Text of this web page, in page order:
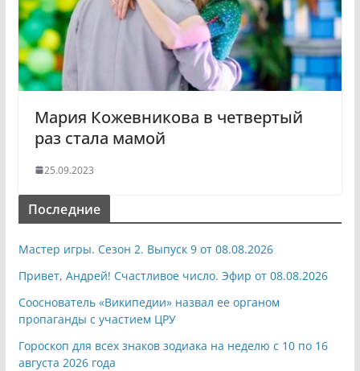
Мария Кожевникова в четвертый
раз стала мамой
25.09.2023
Последние
Мастер игры. Сезон 2. Выпуск 9 от 08.08.2026
Привет, Андрей! Счастливое число. Эфир от 08.08.2026
Сооснователь «Википедии» назвал ее органом
пропаганды с участием ЦРУ
Гороскоп для всех знаков зодиака на неделю с 10 по 16
августа 2026 года